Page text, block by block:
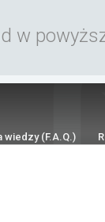
w
wiedzy (F.A.Q.)